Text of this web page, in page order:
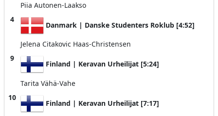
Piia Autonen-Laakso
4
Danmark | Danske Studenters Roklub [4:52]
Jelena Citakovic Haas-Christensen
9
Finland | Keravan Urheilijat [5:24]
Tarita Vähä-Vahe
10
Finland | Keravan Urheilijat [7:17]